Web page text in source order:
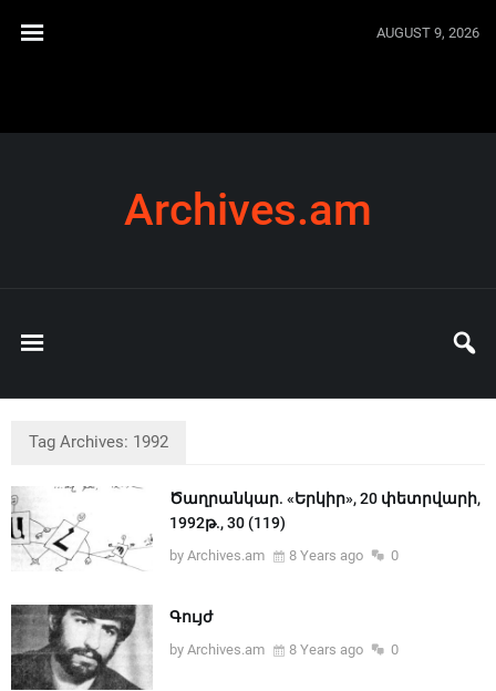
AUGUST 9, 2026
Archives.am
Tag Archives: 1992
Ծաղրանկար. «Երկիր», 20 փետրվարի,
1992թ., 30 (119)
by Archives.am 8 Years ago 0
Գույժ
by Archives.am 8 Years ago 0